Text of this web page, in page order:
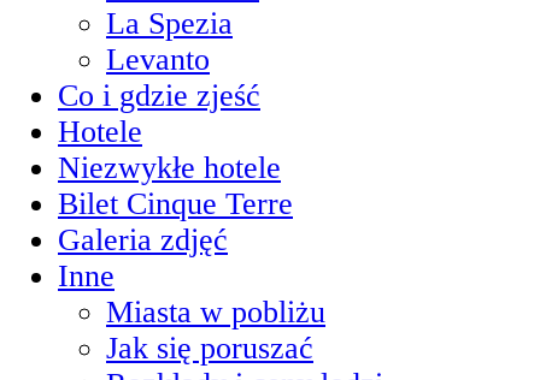
La Spezia
Levanto
Co i gdzie zjeść
Hotele
Niezwykłe hotele
Bilet Cinque Terre
Galeria zdjęć
Inne
Miasta w pobliżu
Jak się poruszać